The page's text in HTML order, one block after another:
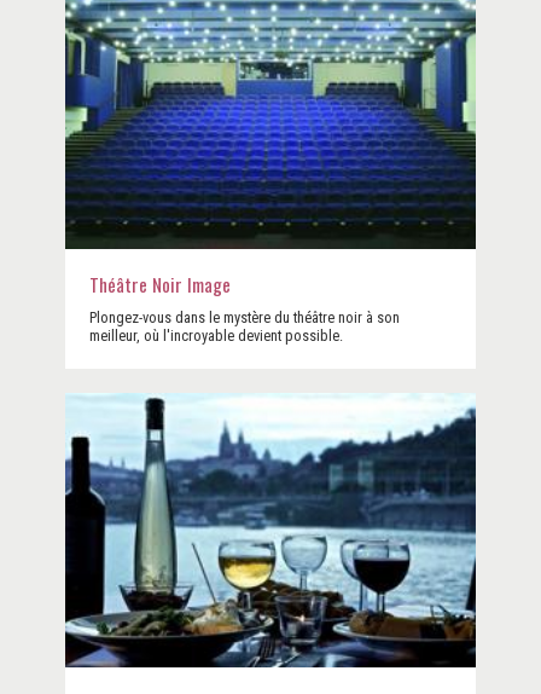
Théâtre Noir Image
Plongez-vous dans le mystère du théâtre noir à son
meilleur, où l'incroyable devient possible.